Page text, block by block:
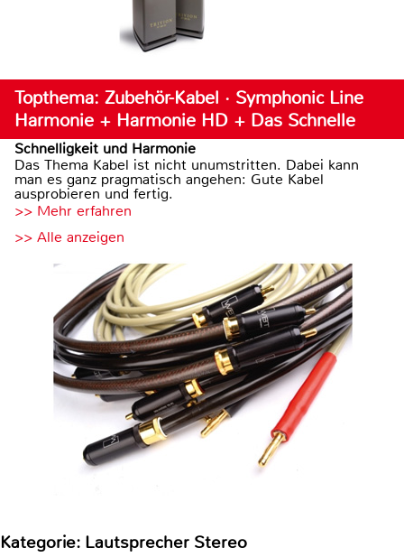
Topthema: Zubehör-Kabel · Symphonic Line
Harmonie + Harmonie HD + Das Schnelle
Schnelligkeit und Harmonie
Das Thema Kabel ist nicht unumstritten. Dabei kann
man es ganz pragmatisch angehen: Gute Kabel
ausprobieren und fertig.
>> Mehr erfahren
>> Alle anzeigen
Kategorie: Lautsprecher Stereo